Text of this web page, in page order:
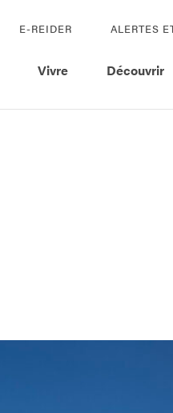
E-REIDER ALERTES
Vivre Découvrir